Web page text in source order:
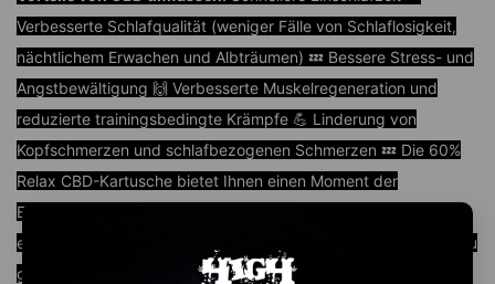
Verbesserte Schlafqualität (weniger Fälle von Schlaflosigkeit,
nächtlichem Erwachen und Albträumen) 💤 Bessere Stress- und
Angstbewältigung 🙌 Verbesserte Muskelregeneration und
reduzierte trainingsbedingte Krämpfe 💪 Linderung von
Kopfschmerzen und schlafbezogenen Schmerzen 💤 Die 60%
Relax CBD-Kartusche bietet Ihnen einen Moment der
Entspannung, wann immer Sie ihn benötigen. Stecken Sie sie
einfach in Ihren Vape Pen und atmen Sie ein, um die Wirkung zu
genießen.